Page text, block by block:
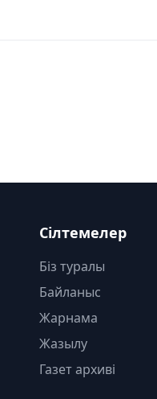
Сілтемелер
Біз туралы
Байланыс
Жарнама
Жазылу
Газет архиві